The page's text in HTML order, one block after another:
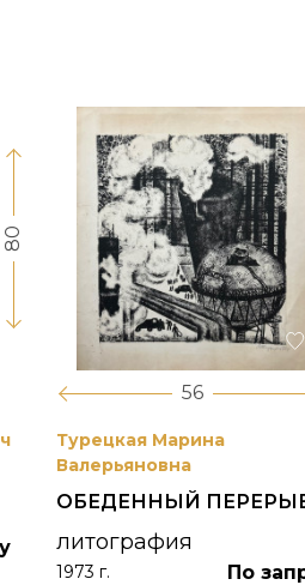
80
56
Турецкая Марина
Валерьяновна
ОБЕДЕННЫЙ
литография
1973 г. По